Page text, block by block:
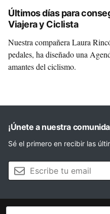
Últimos días para
Viajera y Ciclista
Nuestra compañera Laura
pedales, ha diseñado una
amantes del ciclismo.
¡Únete a nuestra
Sé el primero en recibir las
Tu email